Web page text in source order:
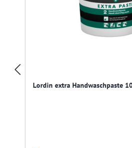
Lordin extra Handwaschpaste